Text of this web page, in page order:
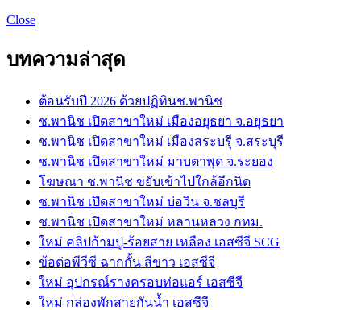
Close
บทความล่าสุด
ต้อนรับปี 2026 ด้วยปฏิทินช.พานิช
ช.พานิช เปิดสาขาใหม่ เมืองอยุธยา จ.อยุธยา
ช.พานิช เปิดสาขาใหม่ เมืองสระบรุี จ.สระบุรี
ช.พานิช เปิดสาขาใหม่ มาบตาพุด จ.ระยอง
โฆษณา ช.พานิช ขยับเข้าไปใกล้อีกนิด
ช.พานิช เปิดสาขาใหม่ บ่อวิน จ.ชลบุรี
ช.พานิช เปิดสาขาใหม่ หลานหลวง กทม.
ใหม่ คลิปก้ามปู-ร้อยสาย เหลือง เอสซีจี SCG
ข้อต่อพีวีซี ฉากกั้น สีขาว เอสซีจี
ใหม่ อุปกรณ์รางครอบท่อแอร์ เอสซีจี
ใหม่ กล่องพักสายกันน้ำ เอสซีจี